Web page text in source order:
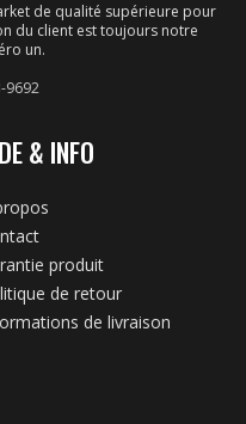
de qualité supérieure pour
du client est toujours notre
un.
9692
& INFO
produit
de retour
de livraison